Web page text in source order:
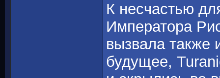
К несчастью
Императора
вызвала также
будущее,